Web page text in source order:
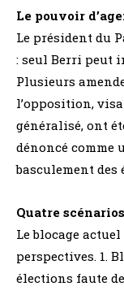
Le pouvoir
Le président du
: seul Berri peut
Plusieurs
l’opposition,
généralisé, ont
dénoncé comme
basculement
Quatre
Le blocage
perspectives. 1.
élections faute